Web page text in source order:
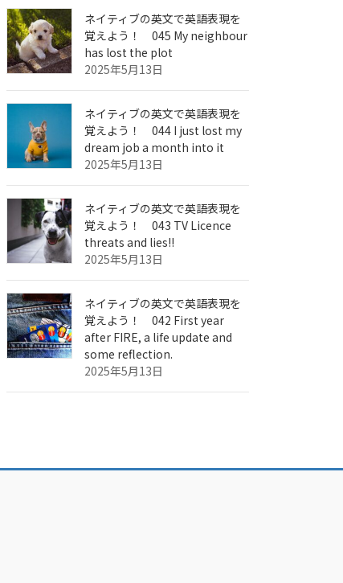
ネイティブの英文で英語表現を
覚えよう！ 045 My neighbour
has lost the plot
2025年5月13日
ネイティブの英文で英語表現を
覚えよう！ 044 I just lost my
dream job a month into it
2025年5月13日
ネイティブの英文で英語表現を
覚えよう！ 043 TV Licence
threats and lies!!
2025年5月13日
ネイティブの英文で英語表現を
覚えよう！ 042 First year
after FIRE, a life update and
some reflection.
2025年5月13日